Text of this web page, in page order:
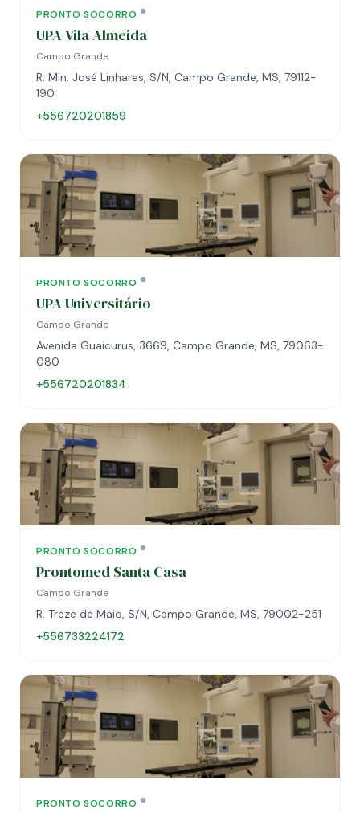
PRONTO SOCORRO
UPA Vila Almeida
Campo Grande
R. Min. José Linhares, S/N, Campo Grande, MS, 79112-
190
+556720201859
PRONTO SOCORRO
UPA Universitário
Campo Grande
Avenida Guaicurus, 3669, Campo Grande, MS, 79063-
080
+556720201834
PRONTO SOCORRO
Prontomed Santa Casa
Campo Grande
R. Treze de Maio, S/N, Campo Grande, MS, 79002-251
+556733224172
PRONTO SOCORRO